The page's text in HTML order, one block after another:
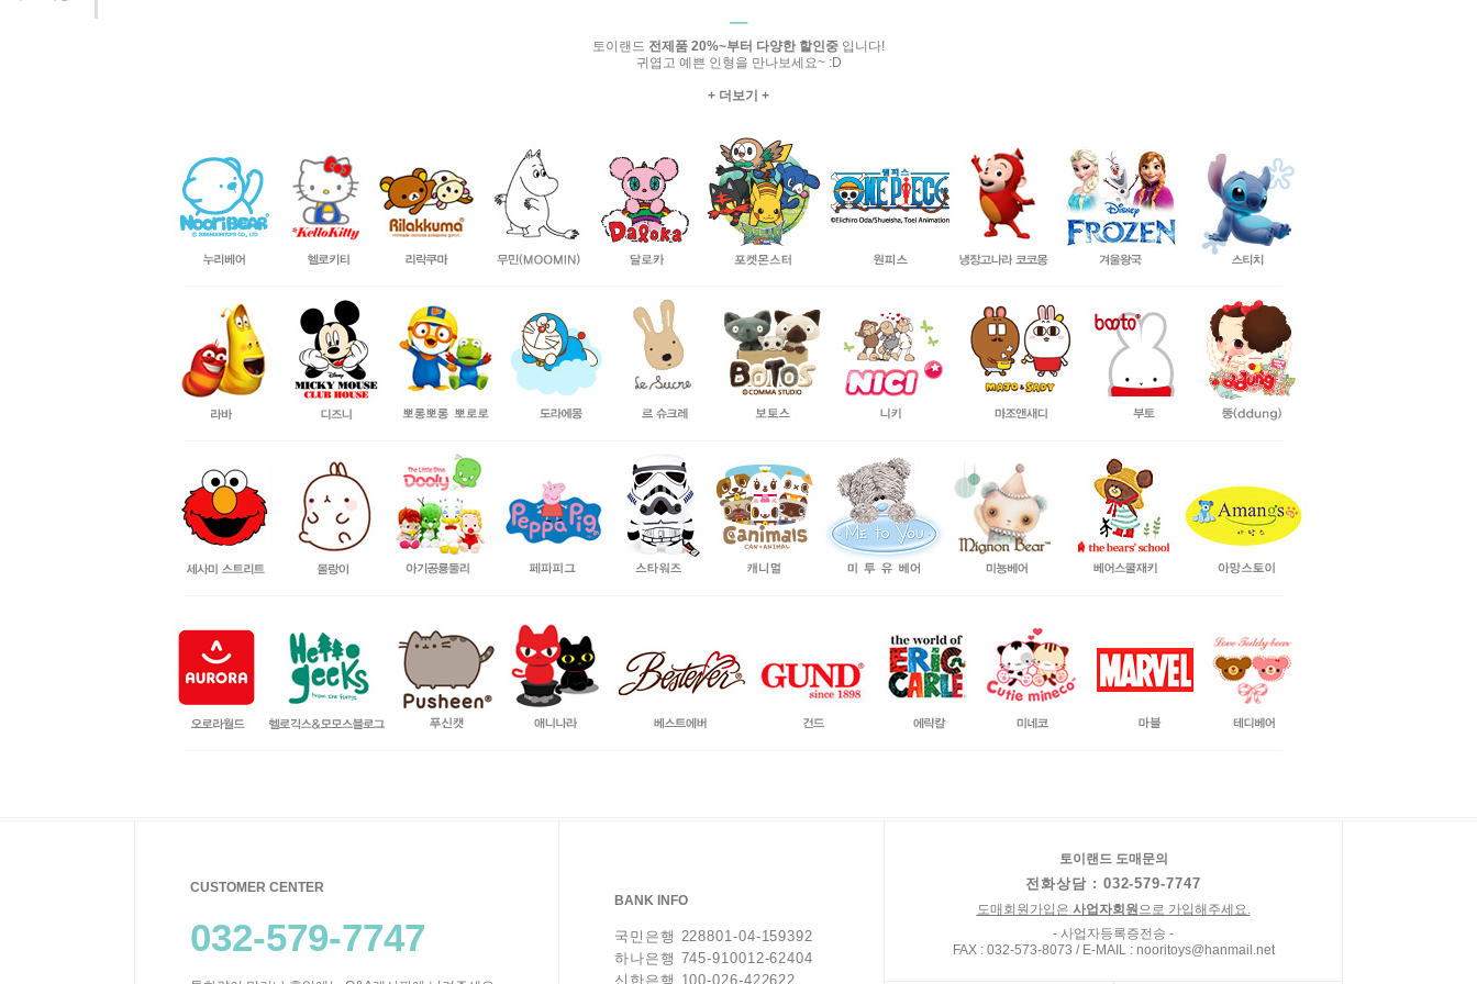
─
토이랜드 전제품 20%~부터 다양한 할인중 입니다!
귀엽고 예쁜 인형을 만나보세요~ :D
+ 더보기 +
CUSTOMER CENTER
032-579-7747
BANK INFO
국민은행 228801-04-159392
하나은행 745-910012-62404
신한은행 100-026-422622
토이랜드 도매문의
전화상담 : 032-579-7747
도매회원가입은 사업자회원 으로 가입해주세요.
- 사업자등록증전송 -
FAX : 032-573-8073 / E-MAIL : nooritoys@hanmail.net